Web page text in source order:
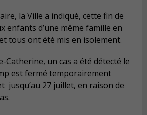
la Ville a indiqué, cette fin de
enfants d’une même famille en
tous ontété mis en isolement.
Catherine, un cas a été détecté le
est fermé temporairement
jusqu’au 27 juillet, en raison de